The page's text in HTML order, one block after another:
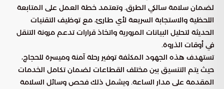
لضمان سلامة سالكي الطرق. وتعتمد خطة العمل على المتابعة
اللحظية والاستجابة السريعة لأي طارئ، مع توظيف التقنيات
الحديثة لتحليل البيانات المرورية واتخاذ قرارات تدعم مرونة التنقل
في أوقات الذروة.
تستهدف هذه الجهود المكثفة توفير رحلة آمنة وميسرة للحجاج،
حيث يتم التنسيق بين مختلف القطاعات لضمان تكامل الخدمات
المقدمة على مدار الساعة. ويشمل ذلك فحص وسائل السلامة